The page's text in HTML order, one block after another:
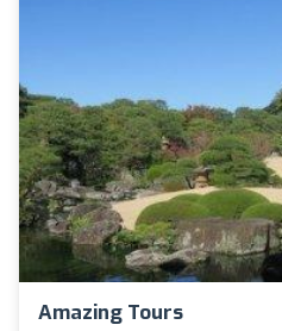
Amazing Tours